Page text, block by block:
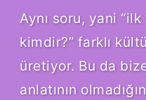
Aynı soru, yani
kimdir?” farklı
üretiyor. Bu da
anlatının